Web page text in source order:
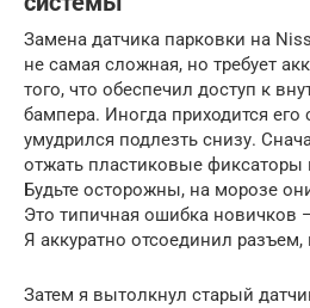
Замена датчика парковки на
не самая сложная, но требует
того, что обеспечил доступ к
бампера. Иногда приходится
умудрился подлезть снизу.
отжать пластиковые фиксаторы
Будьте осторожны, на морозе
Это типичная ошибка новичков
Я аккуратно отсоединил
Затем я вытолкнул старый